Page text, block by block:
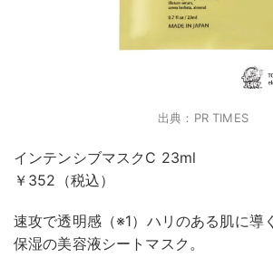
出典：PR TIMES
インテンシブマスクC 23ml
￥352（税込）
速攻で透明感（※1）ハリのある肌に導
保湿の美容液シートマスク。